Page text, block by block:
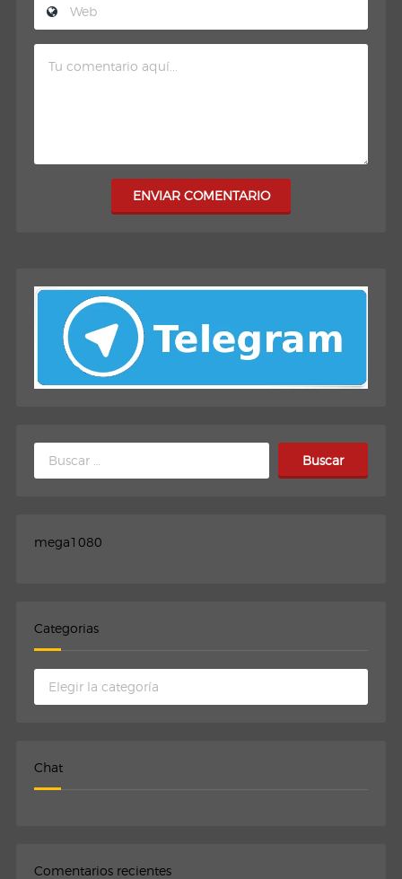
ENVIAR COMENTARIO
Buscar:
mega1080
Categorias
Categorias
Chat
Comentarios recientes